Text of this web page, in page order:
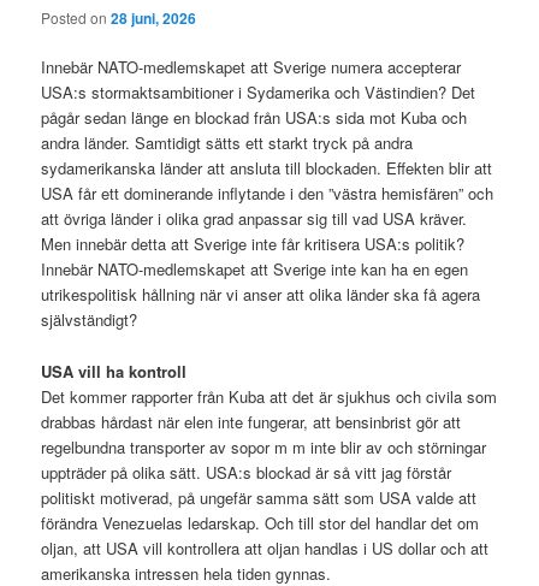
Posted on28 juni, 2026
Innebär NATO-medlemskapet att Sverige numera accepterar
USA:s stormaktsambitioner i Sydamerika och Västindien? Det
pågår sedan länge en blockad från USA:s sida mot Kuba och
andra länder. Samtidigt sätts ett starkt tryck på andra
sydamerikanska länder att ansluta till blockaden. Effekten blir att
USA får ett dominerande inflytande i den ”västra hemisfären” och
att övriga länder i olika grad anpassar sig till vad USA kräver.
Men innebär detta att Sverige inte får kritisera USA:s politik?
Innebär NATO-medlemskapet att Sverige inte kan ha en egen
utrikespolitisk hållning när vi anser att olika länder ska få agera
självständigt?
USA vill ha kontroll
Det kommer rapporter från Kuba att det är sjukhus och civila som
drabbas hårdast när elen inte fungerar, att bensinbrist gör att
regelbundna transporter av sopor m m inte blir av och störningar
uppträder på olika sätt. USA:s blockad är så vitt jag förstår
politiskt motiverad, på ungefär samma sätt som USA valde att
förändra Venezuelas ledarskap. Och till stor del handlar det om
oljan, att USA vill kontrollera att oljan handlas i US dollar och att
amerikanska intressen hela tiden gynnas.